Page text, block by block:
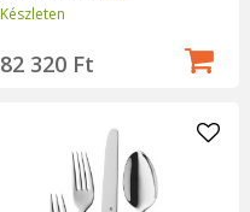
Készleten
82 320 Ft